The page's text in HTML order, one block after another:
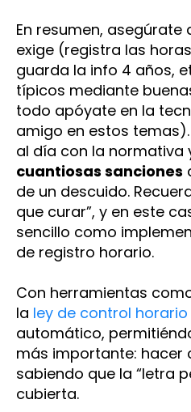
En resumen, asegúrate
exige (registra las
guarda la info 4 años,
típicos mediante
todo apóyate en la
amigo en estos
al día con la normativa
cuantiosas sanciones
de un descuido.
que curar”, y en este
sencillo como
de registro horario.
Con herramientas
la ley de control horario
automático,
más importante: hacer
sabiendo que la “letra
cubierta.